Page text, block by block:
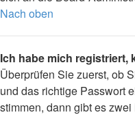
Nach oben
Ich habe mich registriert,
Überprüfen Sie zuerst, ob
und das richtige Passwort
stimmen, dann gibt es